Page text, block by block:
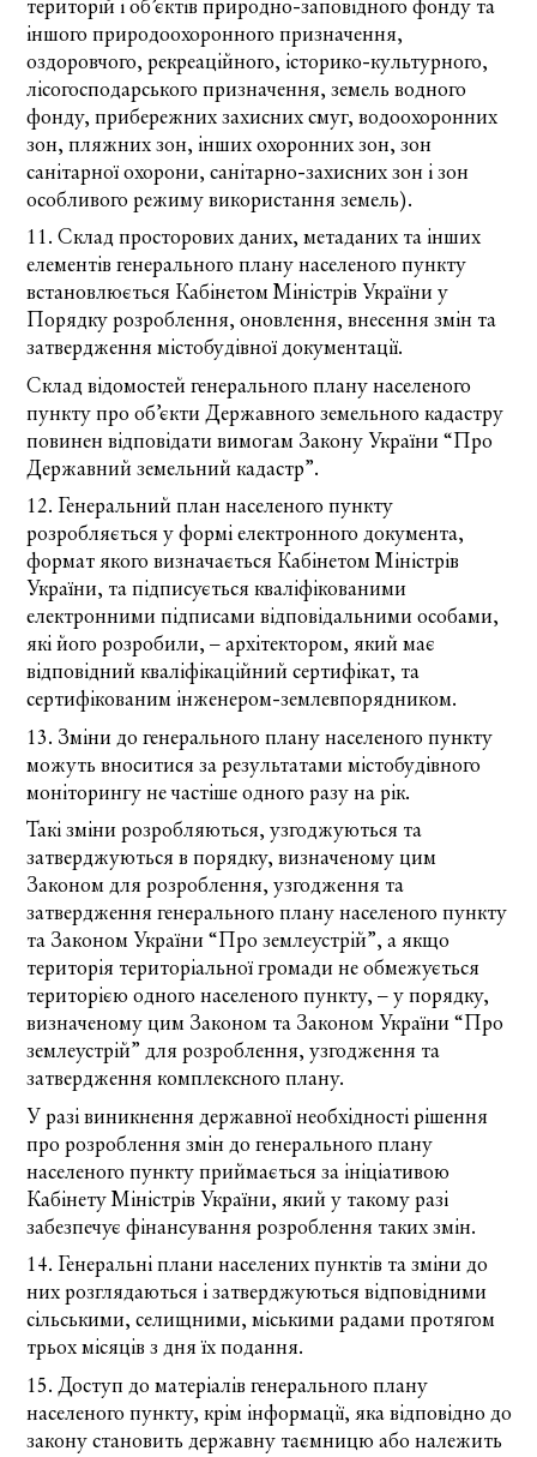
територій і об’єктів природно-заповідного фонду та
іншого природоохоронного призначення,
оздоровчого, рекреаційного, історико-культурного,
лісогосподарського призначення, земель водного
фонду, прибережних захисних смуг, водоохоронних
зон, пляжних зон, інших охоронних зон, зон
санітарної охорони, санітарно-захисних зон і зон
особливого режиму використання земель).
11. Склад просторових даних, метаданих та інших
елементів генерального плану населеного пункту
встановлюється Кабінетом Міністрів України у
Порядку розроблення, оновлення, внесення змін та
затвердження містобудівної документації.
Склад відомостей генерального плану населеного
пункту про об’єкти Державного земельного кадастру
повинен відповідати вимогам Закону України “Про
Державний земельний кадастр”.
12. Генеральний план населеного пункту
розробляється у формі електронного документа,
формат якого визначається Кабінетом Міністрів
України, та підписується кваліфікованими
електронними підписами відповідальними особами,
які його розробили, – архітектором, який має
відповідний кваліфікаційний сертифікат, та
сертифікованим інженером-землевпорядником.
13. Зміни до генерального плану населеного пункту
можуть вноситися за результатами містобудівного
моніторингу не частіше одного разу на рік.
Такі зміни розробляються, узгоджуються та
затверджуються в порядку, визначеному цим
Законом для розроблення, узгодження та
затвердження генерального плану населеного пункту
та Законом України “Про землеустрій”, а якщо
територія територіальної громади не обмежується
територією одного населеного пункту, – у порядку,
визначеному цим Законом та Законом України “Про
землеустрій” для розроблення, узгодження та
затвердження комплексного плану.
У разі виникнення державної необхідності рішення
про розроблення змін до генерального плану
населеного пункту приймається за ініціативою
Кабінету Міністрів України, який у такому разі
забезпечує фінансування розроблення таких змін.
14. Генеральні плани населених пунктів та зміни до
них розглядаються і затверджуються відповідними
сільськими, селищними, міськими радами протягом
трьох місяців з дня їх подання.
15. Доступ до матеріалів генерального плану
населеного пункту, крім інформації, яка відповідно до
закону становить державну таємницю або належить